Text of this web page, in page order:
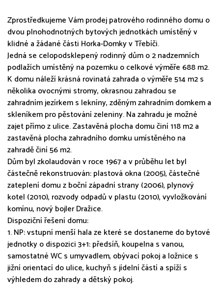
Zprostředkujeme Vám prodej patrového rodinného domu o
dvou plnohodnotných bytových jednotkách umístěný v
klidné a žádané části Horka-Domky v Třebíči.
Jedná se celopodsklepený rodinný dům o 2 nadzemních
podlažích umístěný na pozemku o celkové výměře 688 m2.
K domu náleží krásná rovinatá zahrada o výměře 514 m2 s
několika ovocnými stromy, okrasnou zahradou se
zahradním jezírkem s lekníny, zděným zahradním domkem a
skleníkem pro pěstování zeleniny. Na zahradu je možné
zajet přímo z ulice. Zastavěná plocha domu činí 118 m2 a
zastavěná plocha zahradního domku umístěného na
zahradě činí 56 m2.
Dům byl zkolaudován v roce 1967 a v průběhu let byl
částečně rekonstruován: plastová okna (2005), částečné
zateplení domu z boční západní strany (2006), plynový
kotel (2010), rozvody odpadů v plastu (2010), vyvložkování
komínu, nový bojler Dražice.
Dispoziční řešení domu:
1. NP: vstupní menší hala ze které se dostaneme do bytové
jednotky o dispozici 3+1: předsíň, koupelna s vanou,
samostatné WC s umyvadlem, obývací pokoj a ložnice s
jižní orientací do ulice, kuchyň s jídelní částí a spíží s
výhledem do zahrady a dětský pokoj.